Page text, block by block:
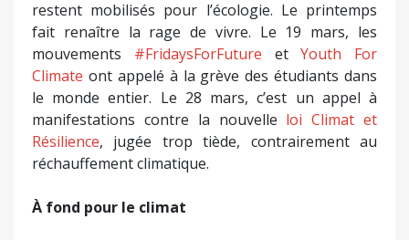
restent mobilisés pour l’écologie. Le printemps
fait renaître la rage de vivre. Le 19 mars, les
mouvements #FridaysForFuture etYouth For
Climate ont appelé à la grève des étudiants dans
le monde entier. Le 28 mars, c’est un appel à
manifestations contre la nouvelle loi Climat et
Résilience, jugée trop tiède, contrairement au
réchauffement climatique.
À fond pour le climat